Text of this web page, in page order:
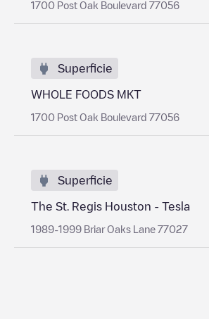
1700 Post Oak Boulevard 77056
Superficie
WHOLE FOODS MKT
1700 Post Oak Boulevard 77056
Superficie
The St. Regis Houston - Tesla
1989-1999 Briar Oaks Lane 77027